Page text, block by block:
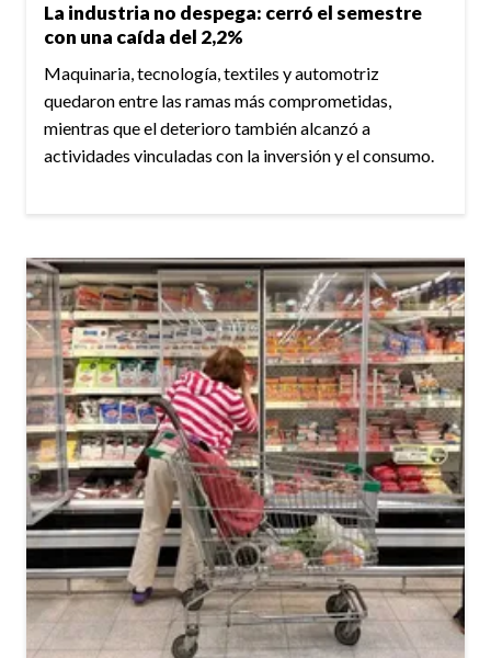
La industria no despega: cerró el semestre
con una caída del 2,2%
Maquinaria, tecnología, textiles y automotriz
quedaron entre las ramas más comprometidas,
mientras que el deterioro también alcanzó a
actividades vinculadas con la inversión y el consumo.